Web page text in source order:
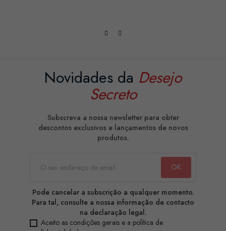
Novidades da Desejo
Secreto
Subscreva a nossa newsletter para obter
descontos exclusivos e lançamentos de novos
produtos.
Pode cancelar a subscrição a qualquer momento.
Para tal, consulte a nossa informação de contacto
na declaração legal.
Aceito as condições gerais e a política de